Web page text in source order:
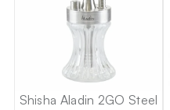
Shisha Aladin 2GO Steel